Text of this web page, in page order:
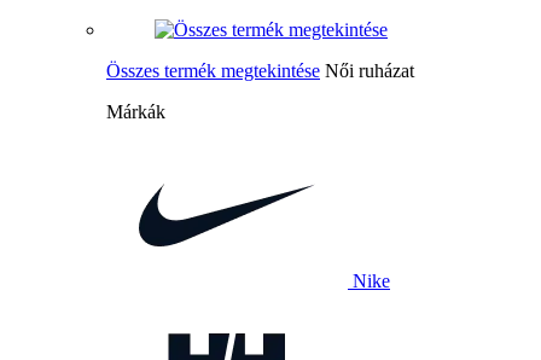
Összes termék megtekintése Női ruházat
Márkák
Nike